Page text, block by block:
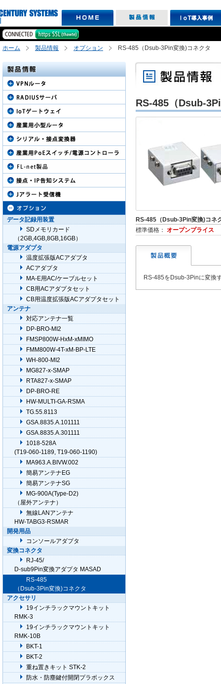
ホーム 製品情報 オプション RS-485（Dsub-3Pin変換)コネクタ
RS-485（Dsub-
RS-485（Dsub-3Pin変換)コネ
標準価格： オープンプライス
RS-485をDsub-3Pinに変換
データ記録用装置
SDメモリカード
（2GB,4GB,8GB,16GB）
電源アダプタ
温度拡張版ACアダプタ
ACアダプタ
MA-E用AC/ケーブルセット
CB用ACアダプタセット
CB用温度拡張版ACアダプタセット
アンテナ
対応アンテナ一覧
DP-BRO-MI2
FMSP800W-HxM-xMIMO
FMM800W-4T-xM-BP-LTE
WH-800-MI2
MG827-x-SMAP
RTA827-x-SMAP
DP-BRO-RE
HW-MULTI-GA-RSMA
TG.55.8113
GSA.8835.A.101111
GSA.8835.A.301111
1018-528A
(T19-060-1189, T19-060-1190)
MA963.A.BIVW.002
簡易アンテナEG
簡易アンテナSG
MG-900A(Type-D2)
（屋外アンテナ）
無線LANアンテナ
HW-TABG3-RSMAR
開発用品
コンソールアダプタ
変換コネクタ
RJ-45/
D-sub9Pin変換アダプタ MASAD
RS-485
（Dsub-3Pin変換)コネクタ
アクセサリ
19インチラックマウントキット
RMK-3
19インチラックマウントキット
RMK-10B
BKT-1
BKT-2
重ね置きキット STK-2
防水・防塵鍵付開閉プラボックス